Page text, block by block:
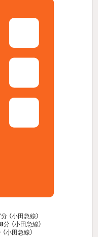
分 （小田急線）
8分 （小田急線）
（小田急線）